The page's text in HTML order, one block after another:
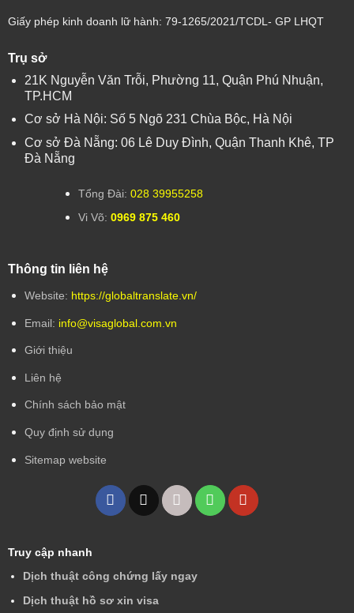
Giấy phép kinh doanh lữ hành: 79-1265/2021/TCDL- GP LHQT
Trụ sở
21K Nguyễn Văn Trỗi, Phường 11, Quận Phú Nhuận,
TP.HCM
Cơ sở Hà Nội: Số 5 Ngõ 231 Chùa Bộc, Hà Nội
Cơ sở Đà Nẵng: 06 Lê Duy Đình, Quận Thanh Khê, TP
Đà Nẵng
Tổng Đài:028 39955258
Vi Võ:0969 875 460
Thông tin liên hệ
Website: https://globaltranslate.vn/
Email: info@visaglobal.com.vn
Giới thiệu
Liên hệ
Chính sách bảo mật
Quy định sử dụng
Sitemap website
Truy cập nhanh
Dịch thuật công chứng lấy ngay
Dịch thuật hồ sơ xin visa